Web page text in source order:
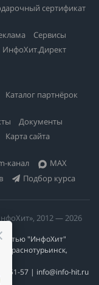
сертификат
Сервисы
ИнфоХит.Директ
Каталог партнёрок
Документы
Карта сайта
канал
MAX
Подбор курса
2012 — 2026
"ИнфоХит"
Краснотурьинск,
51-57 | info@info-hit.ru